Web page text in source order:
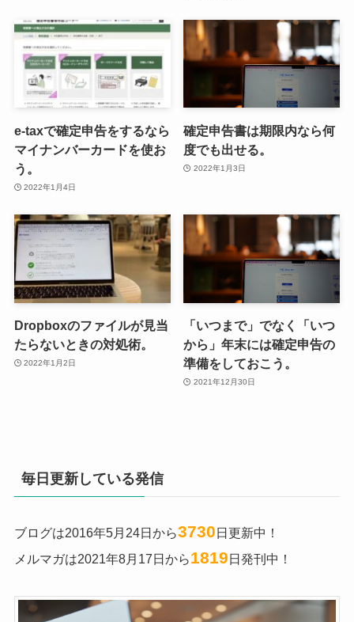
e-taxで確定申告をするなら
マイナンバーカードを使お
う。
2022年1月4日
確定申告書は期限内なら何
度でも出せる。
2022年1月3日
Dropboxのファイルが見当
たらないときの対処術。
2022年1月2日
「いつまで」でなく「いつ
から」年末には確定申告の
準備をしておこう。
2021年12月30日
毎日更新している発信
ブログは2016年5月24日から3730日更新中！
メルマガは2021年8月17日から1819日発刊中！